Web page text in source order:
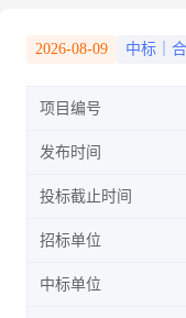
2026-08-09 中标｜
项目编号
发布时间
投标截止时间
招标单位
中标单位